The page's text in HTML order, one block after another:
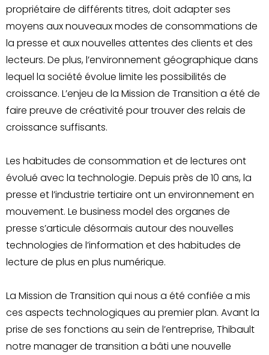
propriétaire de différents titres, doit adapter ses
moyens aux nouveaux modes de consommations de
la presse et aux nouvelles attentes des clients et des
lecteurs. De plus, l’environnement géographique dans
lequel la société évolue limite les possibilités de
croissance. L’enjeu de la Mission de Transition a été de
faire preuve de créativité pour trouver des relais de
croissance suffisants.
Les habitudes de consommation et de lectures ont
évolué avec la technologie. Depuis près de 10 ans, la
presse et l’industrie tertiaire ont un environnement en
mouvement. Le business model des organes de
presse s’articule désormais autour des nouvelles
technologies de l’information et des habitudes de
lecture de plus en plus numérique.
La Mission de Transition qui nous a été confiée a mis
ces aspects technologiques au premier plan. Avant la
prise de ses fonctions au sein de l’entreprise, Thibault
notre manager de transition a bâti une nouvelle